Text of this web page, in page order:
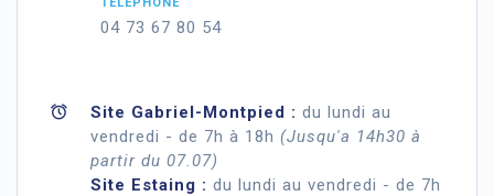
04 73 67 80 54
Site Gabriel-Montpied : du lundi au
vendredi - de 7h à 18h (Jusqu'a 14h30 à
partir du 07.07)
Site Estaing : du lundi au vendredi - de 7h